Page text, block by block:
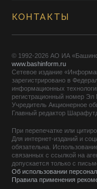
КОНТАКТЫ
© 1992-2026 АО ИА
www.bashinform.ru
Сетевое издание
зарегистрировано в
информационных
регистрационный номер
Учредитель Акционерное
Главный редактор
При перепечатке или
Для интернет-изданий и
обязательна.
связанных с ссылкой на
допускается только с
Об использовании
Правила применения